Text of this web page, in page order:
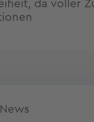
da voller